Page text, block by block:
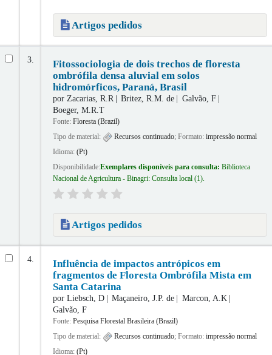
Artigos pedidos
3.
Fitossociologia de dois trechos de floresta
ombrófila densa aluvial em solos
hidromórficos, Paraná, Brasil
por Zacarias, R.R Britez, R.M. de
Galvão, F
Boeger, M.R.T
Fonte: Floresta (Brazil)
Tipo de material:
Recursos continuado; Formato: impressão normal
Idioma: (Pt)
Disponibilidade:Exemplares disponíveis para consulta: Biblioteca
Nacional de Agricultura - Binagri: Consulta local (1).
Artigos pedidos
4.
Influência de impactos antrópicos em
fragmentos de Floresta Ombrófila Mista em
Santa Catarina
por Liebsch, D Maçaneiro, J.P. de
Marcon, A.K
Galvão, F
Fonte: Pesquisa Florestal Brasileira (Brazil)
Tipo de material:
Recursos continuado; Formato: impressão normal
Idioma: (Pt)